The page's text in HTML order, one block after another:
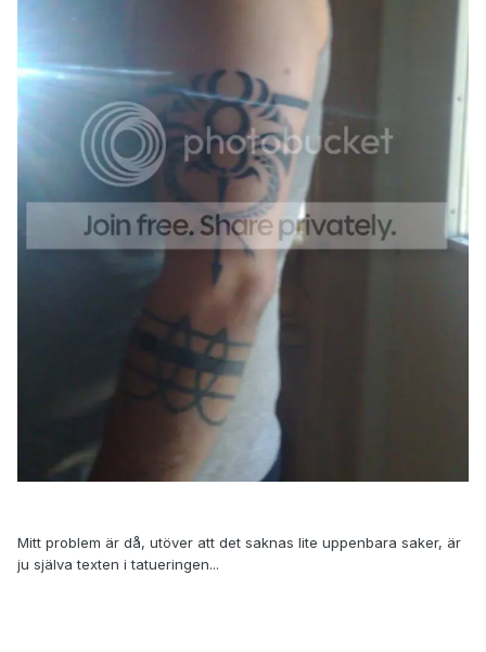
Mitt problem är då, utöver att det saknas lite uppenbara saker, är
ju själva texten i tatueringen...